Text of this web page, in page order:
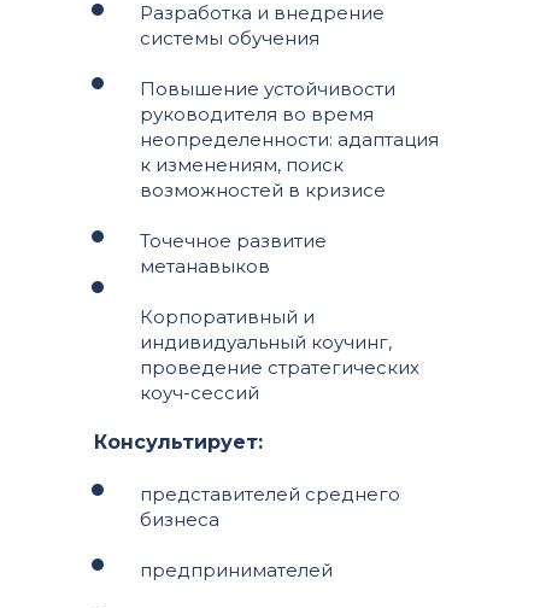
Разработка и внедрение
системы обучения
Повышение устойчивости
руководителя во время
неопределенности: адаптация
к изменениям, поиск
возможностей в кризисе
Точечное развитие
метанавыков
Корпоративный и
индивидуальный коучинг,
проведение стратегических
коуч-сессий
Консультирует:
представителей среднего
бизнеса
предпринимателей